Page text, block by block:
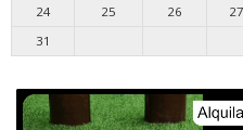
24
25 26 27
31